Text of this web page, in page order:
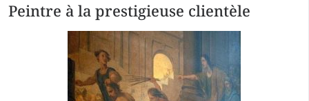
Peintre à la prestigieuse clientèle